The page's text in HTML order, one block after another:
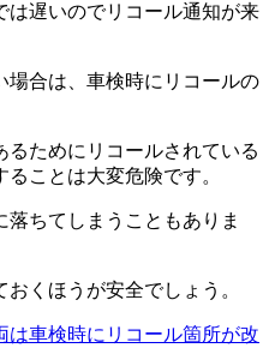
は遅いのでリコール通知が来
場合は、車検時にリコールの
ためにリコールされている
ことは大変危険です。
落ちてしまうこともありま
くほうが安全でしょう。
は車検時にリコール箇所が改